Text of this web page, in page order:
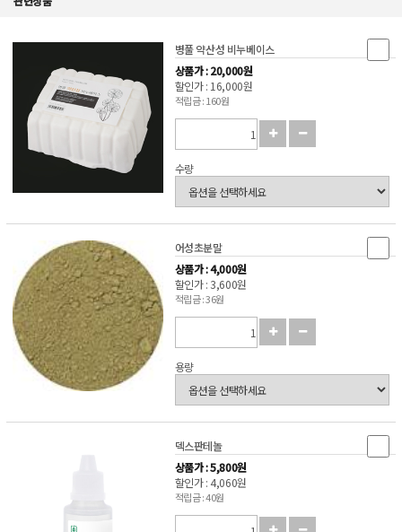
병풀 약산성 비누베이스
상품가 : 20,000원
할인가 : 16,000원
적립금 : 160원
수량
어성초분말
상품가 : 4,000원
할인가 : 3,600원
적립금 : 36원
용량
덱스판테놀
상품가 : 5,800원
할인가 : 4,060원
적립금 : 40원